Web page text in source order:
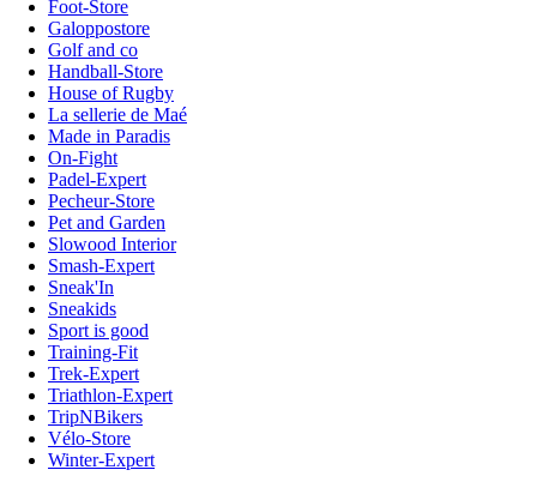
Foot-Store
Galoppostore
Golf and co
Handball-Store
House of Rugby
La sellerie de Maé
Made in Paradis
On-Fight
Padel-Expert
Pecheur-Store
Pet and Garden
Slowood Interior
Smash-Expert
Sneak'In
Sneakids
Sport is good
Training-Fit
Trek-Expert
Triathlon-Expert
TripNBikers
Vélo-Store
Winter-Expert